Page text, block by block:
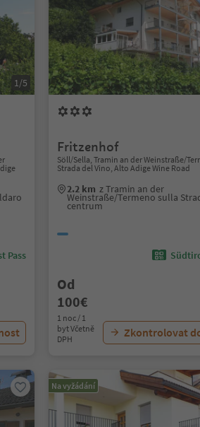
1/5
Pass
Fritzenhof
Söll/Sella, Tramin an der Weinstraße/
Strada del Vino, Alto Adige Wine Road
2.2 km z Tramin an der
Weinstraße/Termeno sulla
centrum
Od
100€
1 noc / 1
byt Včetně
DPH
Zkontrolovat
Na vyžádání